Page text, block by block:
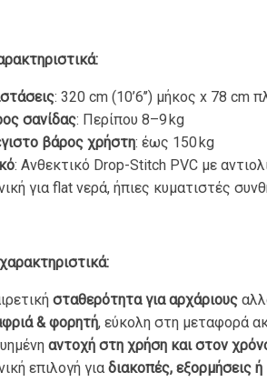
: 320 cm (10’6’’) μήκος x 78 cm
σανίδας: Περίπου 8–9 kg
βάρος χρήστη: έως 150 kg
: Ανθεκτικό Drop-Stitch PVC με
για flat νερά, ήπιες κυματιστές
σταθερότητα για αρχάριους
& φορητή, εύκολη στη μεταφορά
αντοχή στη χρήση και στον
επιλογή για διακοπές, εξορμήσεις